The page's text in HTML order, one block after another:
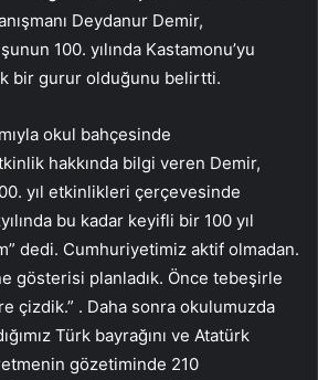
Deydanur Demir,
100. yılında Kastamonu’yu
bir gurur olduğunu belirtti.
okul bahçesinde
hakkında bilgi veren Demir,
yıl etkinlikleri çerçevesinde
bu kadar keyifli bir 100 yıl
dedi. Cumhuriyetimiz aktif olmadan.
gösterisi planladık. Önce tebeşirle
çizdik.” . Daha sonra okulumuzda
Türk bayrağını ve Atatürk
gözetiminde 210